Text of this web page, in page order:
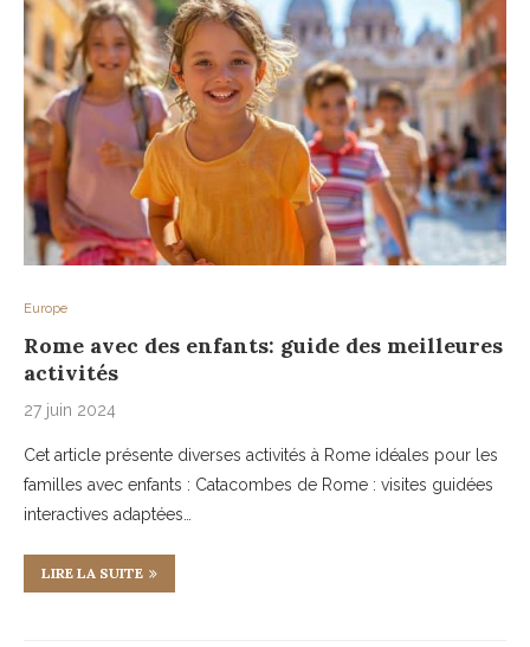
Europe
Rome avec des enfants: guide des meilleures
activités
27 juin 2024
Cet article présente diverses activités à Rome idéales pour les
familles avec enfants : Catacombes de Rome : visites guidées
interactives adaptées…
LIRE LA SUITE